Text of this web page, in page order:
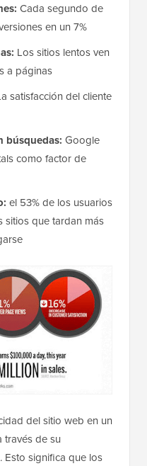
Cada segundo de
en un 7%
Los sitios lentos ven
a páginas
satisfacción del cliente
búsquedas: Google
como factor de
el 53% de los usuarios
sitios que tardan más
del sitio web en un
través de su
Esto significa que los